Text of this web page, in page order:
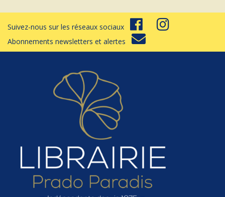
Suivez-nous sur les réseaux sociaux
Abonnements newsletters et alertes